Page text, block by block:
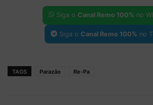
Siga o Canal Remo 100% no
Siga o Canal Remo 100% no
TAGS Parazão Re-Pa